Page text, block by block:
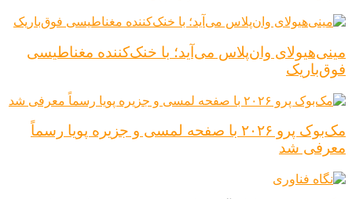
مینی‌هیولای وان‌پلاس می‌آید؛ با خنک‌کننده مغناطیسی
فوق‌باریک
مک‌بوک پرو ۲۰۲۶ با صفحه لمسی و جزیره پویا رسماً
معرفی شد